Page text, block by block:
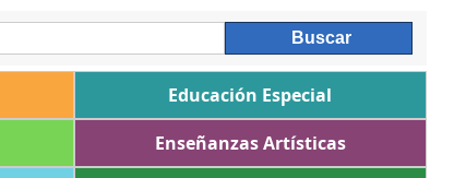
Educación Especial
Enseñanzas Artísticas